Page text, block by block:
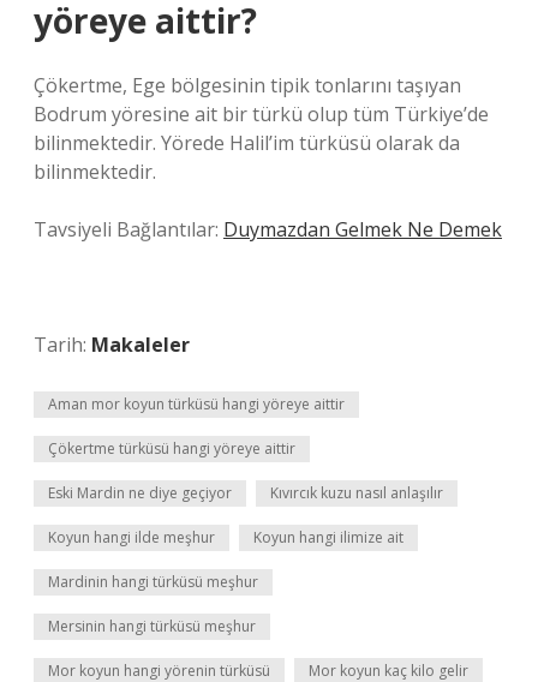
yöreye aittir?
Çökertme, Ege bölgesinin tipik tonlarını taşıyan
Bodrum yöresine ait bir türkü olup tüm Türkiye’de
bilinmektedir. Yörede Halil’im türküsü olarak da
bilinmektedir.
Tavsiyeli Bağlantılar: Duymazdan Gelmek Ne Demek
Tarih: Makaleler
Aman mor koyun türküsü hangi yöreye aittir
Çökertme türküsü hangi yöreye aittir
Eski Mardin ne diye geçiyor Kıvırcık kuzu nasıl anlaşılır
Koyun hangi ilde meşhur Koyun hangi ilimize ait
Mardinin hangi türküsü meşhur
Mersinin hangi türküsü meşhur
Mor koyun hangi yörenin türküsü Mor koyun kaç kilo gelir